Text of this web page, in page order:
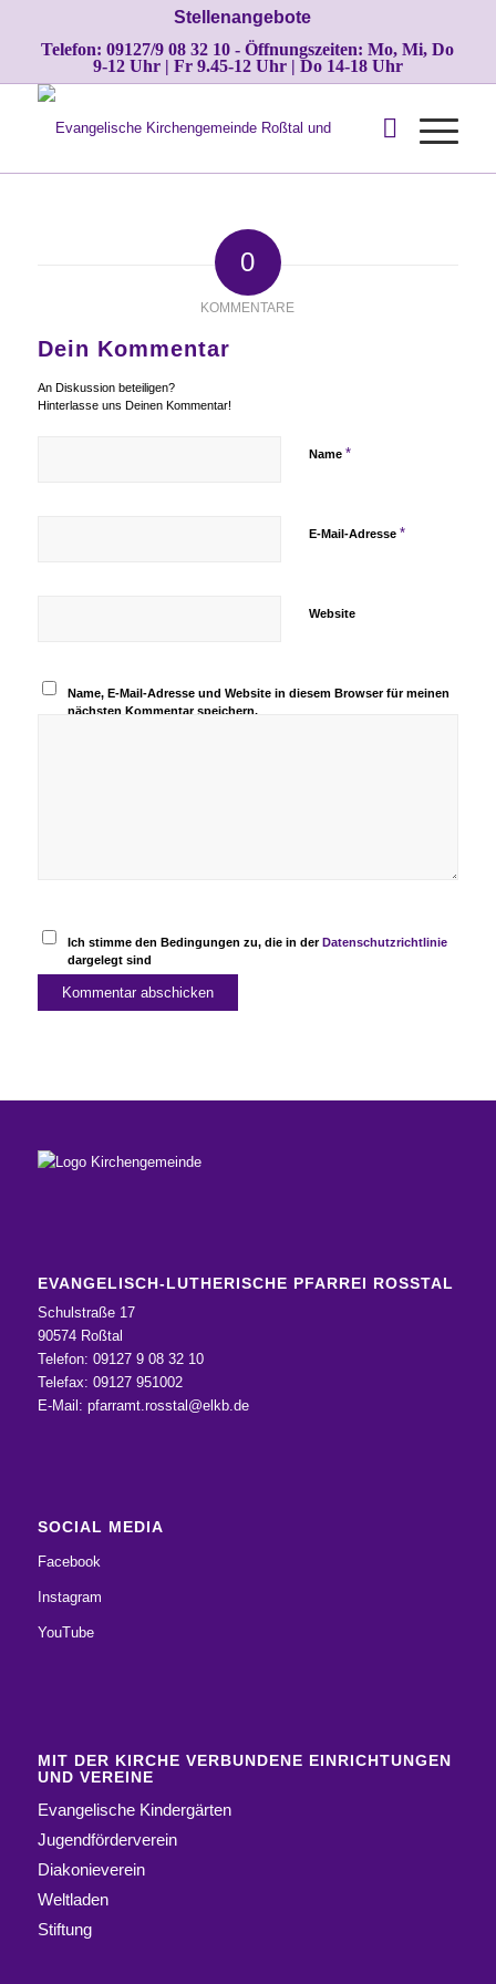
Stellenangebote
Telefon: 09127/9 08 32 10 - Öffnungszeiten: Mo, Mi, Do
9-12 Uhr | Fr 9.45-12 Uhr | Do 14-18 Uhr
0
KOMMENTARE
Dein Kommentar
An Diskussion beteiligen?
Hinterlasse uns Deinen Kommentar!
Name *
E-Mail-Adresse *
Website
Name, E-Mail-Adresse und Website in diesem Browser für meinen
nächsten Kommentar speichern.
Ich stimme den Bedingungen zu, die in derDatenschutzrichtlinie
dargelegt sind
EVANGELISCH-LUTHERISCHE PFARREI ROSSTAL
Schulstraße 17
90574 Roßtal
Telefon: 09127 9 08 32 10
Telefax: 09127 951002
E-Mail: pfarramt.rosstal@elkb.de
SOCIAL MEDIA
Facebook
Instagram
YouTube
MIT DER KIRCHE VERBUNDENE EINRICHTUNGEN
UND VEREINE
Evangelische Kindergärten
Jugendförderverein
Diakonieverein
Weltladen
Stiftung